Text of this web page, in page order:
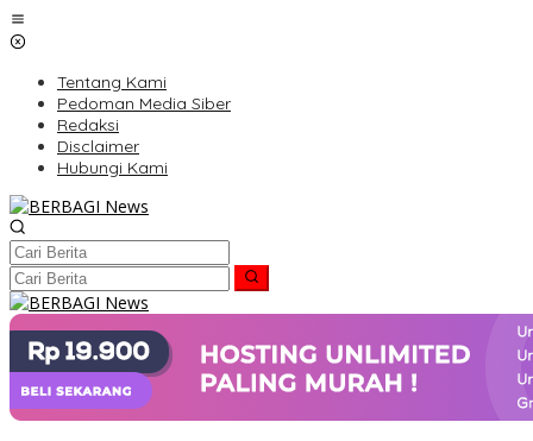
Lewati
ke
Tentang Kami
Pedoman Media Siber
Redaksi
Disclaimer
Hubungi Kami